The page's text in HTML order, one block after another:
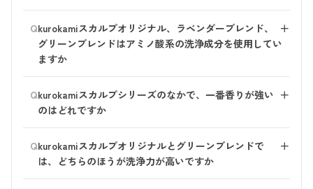
シャンプーのもこもこ泡を約3分おくだけの「髪と頭皮
の泡パック」や、使用量を増やすことで美容成分が行き
渡りやすくなります。 ぜひお試しください。
Qkurokamiスカルプオリジナル、ラベンダーブレンド、
グリーンブレンドはアミノ酸系の洗浄成分を使用してい
ますか
＋
Qkurokamiスカルプシリーズのなかで、一番香りが強い
のはどれですか
＋
レンド、グリーンブレンド）の香りの強さは同じです。
Qkurokamiスカルプオリジナルとグリーンブレンドで
は、どちらのほうが洗浄力が高いですか
＋